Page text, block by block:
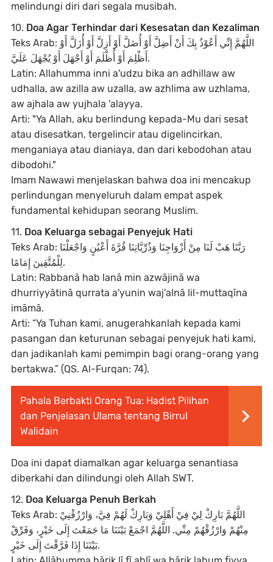
melindungi diri dari segala musibah.
10. Doa Agar Terhindar dari Kesesatan dan Kezaliman
Teks Arab: اللَّهُمَّ إِنِّي أَعُوْذُ بِكَ أَنْ أَضِلَّ أَوْ أُضَلَّ أَوْ أَزِلَّ أَوْ أُزَلَّ أَوْ
أَظْلِمَ أَوْ أُظْلَمَ أَوْ أَجْهَلَ أَوْ يُجْهَلَ عَلَيَّ.
Latin: Allahumma inni a'udzu bika an adhillaw aw
udhalla, aw azilla aw uzalla, aw azhlima aw uzhlama,
aw ajhala aw yujhala 'alayya.
Arti: "Ya Allah, aku berlindung kepada-Mu dari sesat
atau disesatkan, tergelincir atau digelincirkan,
menganiaya atau dianiaya, dan dari kebodohan atau
dibodohi."
Imam Nawawi menjelaskan bahwa doa ini mencakup
perlindungan menyeluruh dalam empat aspek
fundamental kehidupan seorang Muslim.
11. Doa Keluarga sebagai Penyejuk Hati
Teks Arab: رَبَّنَا هَبْ لَنَا مِنْ أَزْوَاجِنَا وَذُرِّيَّاتِنَا قُرَّةَ أَعْيُنٍ وَاجْعَلْنَا
لِلْمُتَّقِينَ إِمَامًا.
Latin: Rabbanā hab lanā min azwājinā wa
dhurriyyātinā qurrata a'yunin waj'alnā lil-muttaqīna
imāmā.
Arti: “Ya Tuhan kami, anugerahkanlah kepada kami
pasangan dan keturunan sebagai penyejuk hati kami,
dan jadikanlah kami pemimpin bagi orang-orang yang
bertakwa.” (QS. Al-Furqan: 74).
Pahala Berbakti Orang Tua: Hadist Pilihan
dan Penjelasan Ulama tentang Birrul
Walidain
Doa ini dapat diamalkan agar keluarga senantiasa
diberkahi dan dilindungi oleh Allah SWT.
12. Doa Keluarga Penuh Berkah
Teks Arab: اللَّهُمَّ بَارِكْ لِيْ فِيْ أَهْلِيْ وَبَارِكْ لَهُمْ فِيَّ، وَارْزُقْنِيْ
مِنْهُمْ وَارْزُقْهُمْ مِنِّي. اللَّهُمَّ اجْمَعْ بَيْنَنَا مَا جَمَعْتَ إِلَى خَيْرٍ، وَفَرِّقْ
بَيْنَنَا إِذَا فَرَّقْتَ إِلَى خَيْرٍ.